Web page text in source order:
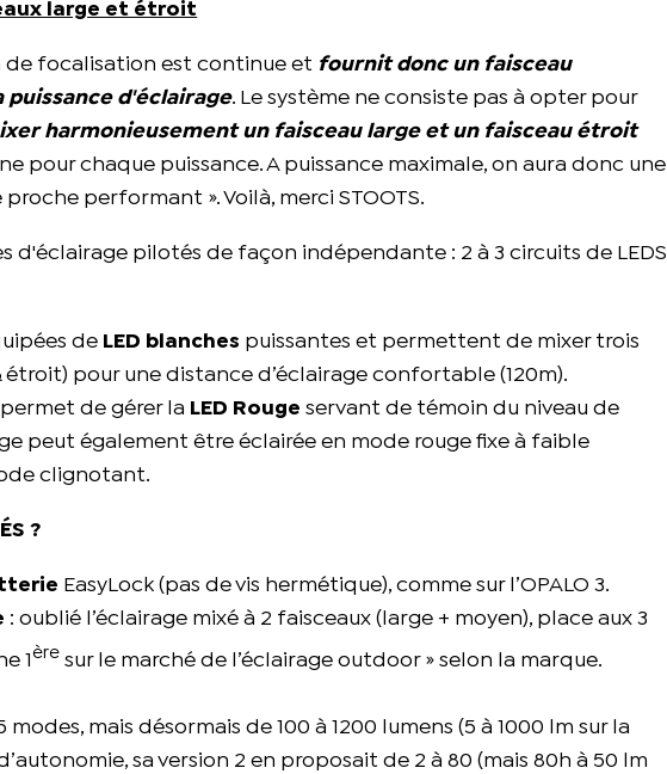
large et étroit
de focalisation est continue et fournit donc un faisceau
d'éclairage. Le système ne consiste pas à opter pour
harmonieusement un faisceau large et un faisceau étroit
pour chaque puissance. A puissance maximale, on aura donc une
performant ». Voilà, merci STOOTS.
d'éclairage pilotés de façon indépendante : 2 à 3 circuits de LEDS
de LED blanches puissantes et permettent de mixer trois
étroit) pour une distance d’éclairage confortable (120m).
de gérer la LED Rouge servant de témoin du niveau de
peut également être éclairée en mode rouge fixe à faible
clignotant.
?
EasyLock (pas de vis hermétique), comme sur l’OPALO 3.
: oublié l’éclairage mixé à 2 faisceaux (large + moyen), place aux 3
1 ère sur le marché de l’éclairage outdoor » selon la marque.
modes, mais désormais de 100 à 1200 lumens (5 à 1000 lm sur la
d’autonomie, sa version 2 en proposait de 2 à 80 (mais 80h à 50 lm